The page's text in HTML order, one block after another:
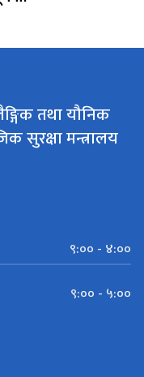
तथा यौनिक
सुरक्षा मन्त्रालय
९:०० - ४:००
९:०० - ५:००